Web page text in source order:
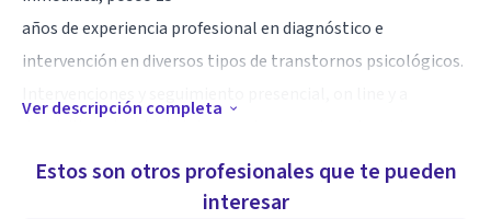
años de experiencia profesional en diagnóstico e
intervención en diversos tipos de transtornos psicológicos.
Especialidad
Ver descripción completa
Estos son otros profesionales que te pueden
interesar